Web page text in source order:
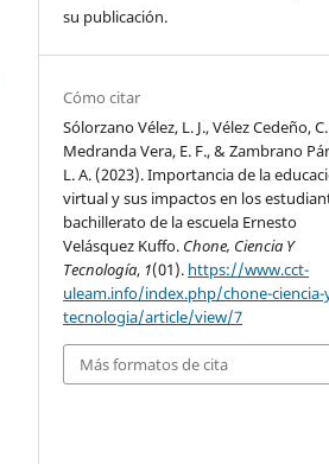
su publicación.
Cómo citar
Sólorzano Vélez, L. J., Vélez Cedeño,
Medranda Vera, E. F., & Zambrano
L. A. (2023). Importancia de la
virtual y sus impactos en los
bachillerato de la escuela Ernesto
Velásquez Kuffo. Chone, Ciencia Y
Tecnología, 1(01). https://www.cct-
uleam.info/index.php/chone-ciencia-
tecnologia/article/view/7
Más formatos de cita